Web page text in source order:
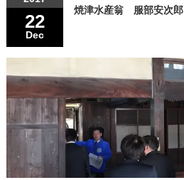
22
Dec
焼津水産翁 服部安次郎